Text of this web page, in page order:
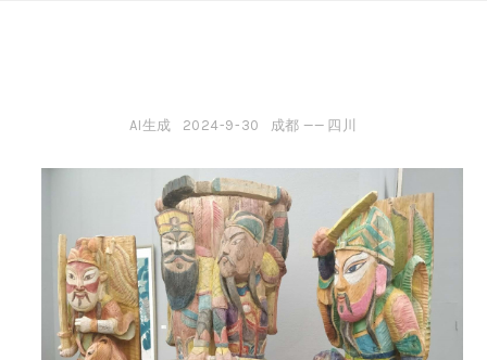
AI生成 2024-9-30 成都 —— 四川